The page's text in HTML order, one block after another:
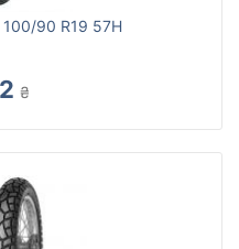
90 R19 57H
₴